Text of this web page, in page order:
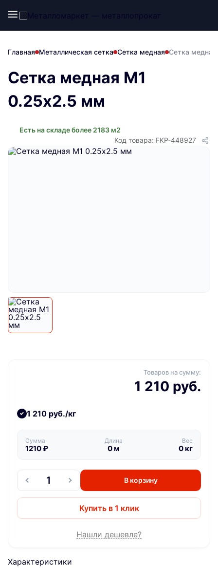
Главная Металлическая сетка Сетка медная Сетка
Сетка медная М1
0.25х2.5 мм
Есть на складе более 2183 м2
Код товара: FKP-448927
Характеристики
Товаров на сумму:
1 210 руб.
1 210 руб./кг
Сумма
1210₽
Длина
0м
Вес
0кг
В корзину
Купить в 1 клик
Нашли дешевле?